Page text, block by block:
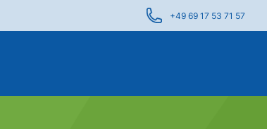
+49 69 17 53 71 57